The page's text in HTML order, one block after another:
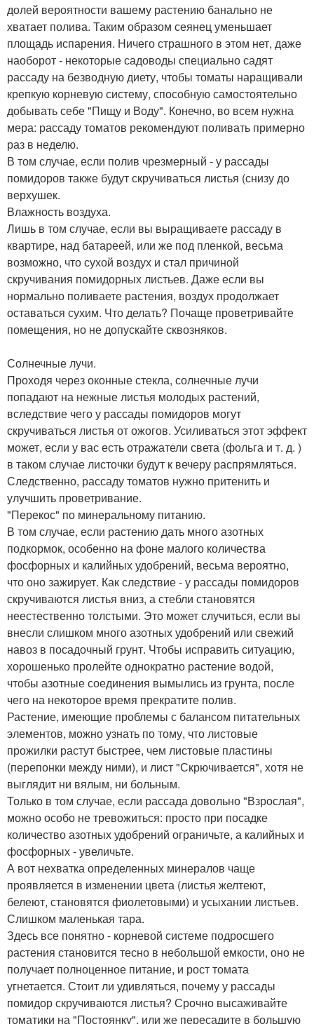
долей вероятности вашему растению банально не
хватает полива. Таким образом сеянец уменьшает
площадь испарения. Ничего страшного в этом нет, даже
наоборот - некоторые садоводы специально садят
рассаду на безводную диету, чтобы томаты наращивали
крепкую корневую систему, способную самостоятельно
добывать себе "Пищу и Воду". Конечно, во всем нужна
мера: рассаду томатов рекомендуют поливать примерно
раз в неделю.
В том случае, если полив чрезмерный - у рассады
помидоров также будут скручиваться листья (снизу до
верхушек.
Влажность воздуха.
Лишь в том случае, если вы выращиваете рассаду в
квартире, над батареей, или же под пленкой, весьма
возможно, что сухой воздух и стал причиной
скручивания помидорных листьев. Даже если вы
нормально поливаете растения, воздух продолжает
оставаться сухим. Что делать? Почаще проветривайте
помещения, но не допускайте сквозняков.
Солнечные лучи.
Проходя через оконные стекла, солнечные лучи
попадают на нежные листья молодых растений,
вследствие чего у рассады помидоров могут
скручиваться листья от ожогов. Усиливаться этот эффект
может, если у вас есть отражатели света (фольга и т. д. )
в таком случае листочки будут к вечеру распрямляться.
Следственно, рассаду томатов нужно притенить и
улучшить проветривание.
"Перекос" по минеральному питанию.
В том случае, если растению дать много азотных
подкормок, особенно на фоне малого количества
фосфорных и калийных удобрений, весьма вероятно,
что оно зажирует. Как следствие - у рассады помидоров
скручиваются листья вниз, а стебли становятся
неестественно толстыми. Это может случиться, если вы
внесли слишком много азотных удобрений или свежий
навоз в посадочный грунт. Чтобы исправить ситуацию,
хорошенько пролейте однократно растение водой,
чтобы азотные соединения вымылись из грунта, после
чего на некоторое время прекратите полив.
Растение, имеющие проблемы с балансом питательных
элементов, можно узнать по тому, что листовые
прожилки растут быстрее, чем листовые пластины
(перепонки между ними), и лист "Скрючивается", хотя не
выглядит ни вялым, ни больным.
Только в том случае, если рассада довольно "Взрослая",
можно особо не тревожиться: просто при посадке
количество азотных удобрений ограничьте, а калийных и
фосфорных - увеличьте.
А вот нехватка определенных минералов чаще
проявляется в изменении цвета (листья желтеют,
белеют, становятся фиолетовыми) и усыхании листьев.
Слишком маленькая тара.
Здесь все понятно - корневой системе подросшего
растения становится тесно в небольшой емкости, оно не
получает полноценное питание, и рост томата
угнетается. Стоит ли удивляться, почему у рассады
помидор скручиваются листья? Срочно высаживайте
томатики на "Постоянку", или же пересадите в большую